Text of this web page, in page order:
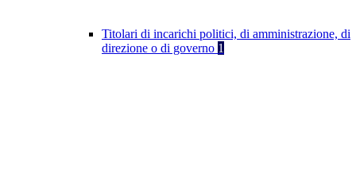
Titolari di incarichi politici, di amministrazione, di
direzione o di governo 1